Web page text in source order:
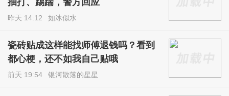
昨天 14:12 如冰似水
瓷砖贴成这样能找师傅退钱吗？看到
都心梗，还不如我自己贴哦
前天 19:54 银河散落的星星